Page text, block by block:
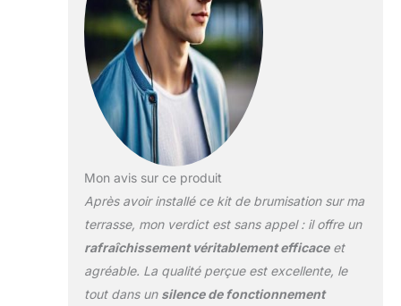
instantanément.
Tout est inclus
dans le carton: un
compresseur
programable 50
bars, une
télécommande, 6
buses anti gouttes,
10m de tuyau, 1
filtre anti calcaire,
des accroches 6
BUSES ET 10M DE
pression pour
s'adapter à votre
Mon avis sur ce produit
Après avoir installé ce kit de brumisation sur ma
terrasse, mon verdict est sans appel : il offre un
rafraîchissement véritablement efficaceet
agréable. La qualité perçue est excellente, le
tout dans un silence de fonctionnement